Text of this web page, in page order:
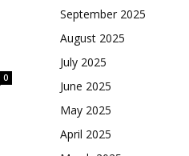
0
September 2025
August 2025
July 2025
June 2025
May 2025
April 2025